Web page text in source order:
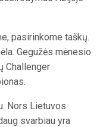
pasirinkome taškų.
Gegužės mėnesio
Challenger
Nors Lietuvos
svarbiau yra